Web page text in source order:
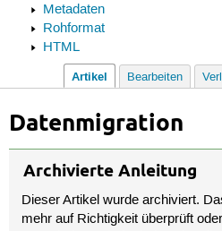
Metadaten
Rohformat
HTML
Artikel Bearbeiten
Datenmigration
Archivierte Anleitung
Dieser Artikel wurde archiviert.
mehr auf Richtigkeit überprüft